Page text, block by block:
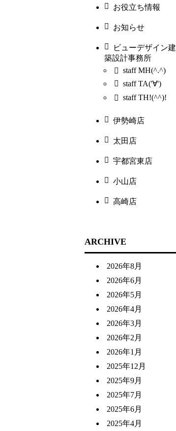
お役立ち情報
お知らせ
ビューデザイン建
築設計事務所
staff MH(^.^)
staff TA('∀')
staff TH!(^^)!
伊勢崎店
太田店
宇都宮東店
小山店
高崎店
ARCHIVE
2026年8月
2026年6月
2026年5月
2026年4月
2026年3月
2026年2月
2026年1月
2025年12月
2025年9月
2025年7月
2025年6月
2025年4月